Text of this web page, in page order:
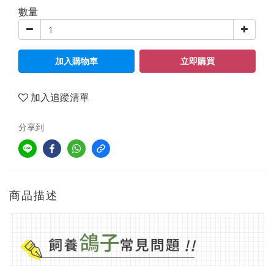
數量
加入購物車 立即購買
加入追蹤清單
分享到
商品描述